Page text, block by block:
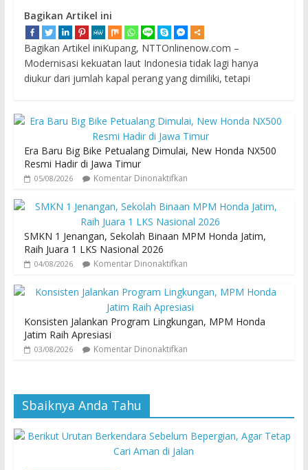
Bagikan Artikel ini
Bagikan Artikel iniKupang, NTTOnlinenow.com –
Modernisasi kekuatan laut Indonesia tidak lagi hanya
diukur dari jumlah kapal perang yang dimiliki, tetapi
Era Baru Big Bike Petualang Dimulai, New Honda NX500
Resmi Hadir di Jawa Timur
05/08/2026 Komentar Dinonaktifkan
SMKN 1 Jenangan, Sekolah Binaan MPM Honda Jatim,
Raih Juara 1 LKS Nasional 2026
04/08/2026 Komentar Dinonaktifkan
Konsisten Jalankan Program Lingkungan, MPM Honda
Jatim Raih Apresiasi
03/08/2026 Komentar Dinonaktifkan
Sbaiknya Anda Tahu